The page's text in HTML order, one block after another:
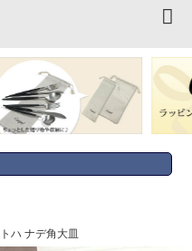
ハ ナデ角大皿